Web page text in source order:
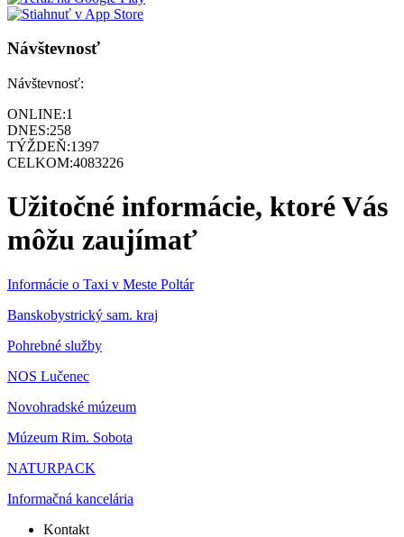
Návštevnosť
Návštevnosť:
ONLINE:1
DNES:258
TÝŽDEŇ:1397
CELKOM:4083226
Užitočné informácie, ktoré Vás
môžu zaujímať
Informácie o Taxi v Meste Poltár
Banskobystrický sam. kraj
Pohrebné služby
NOS Lučenec
Novohradské múzeum
Múzeum Rim. Sobota
NATURPACK
Informačná kancelária
Kontakt